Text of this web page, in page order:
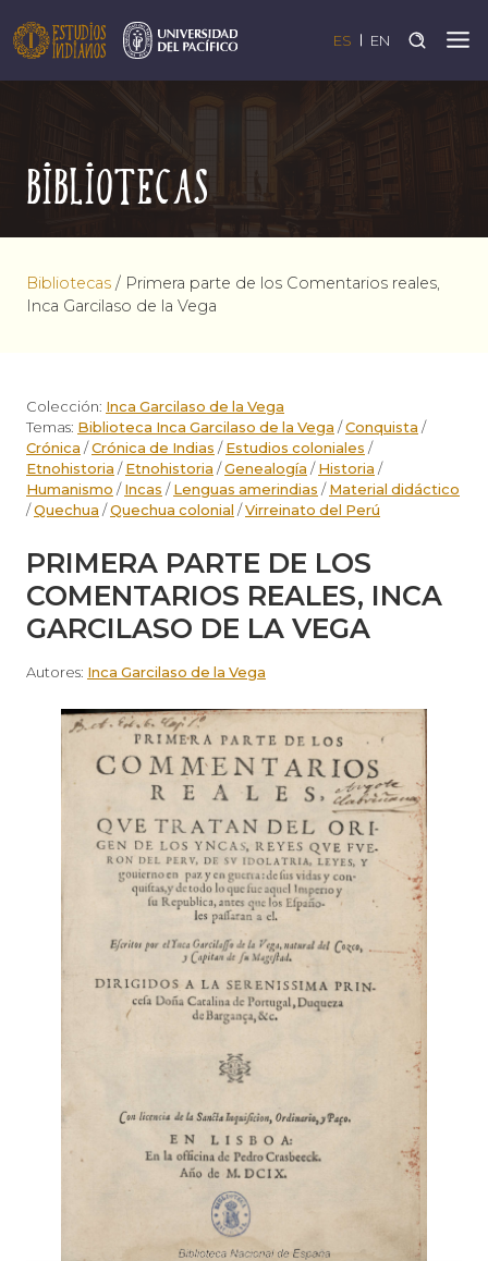
ES EN
Bibliotecas
Bibliotecas / Primera parte de los Comentarios reales,
Inca Garcilaso de la Vega
Colección: Inca Garcilaso de la Vega
Temas: Biblioteca Inca Garcilaso de la Vega /Conquista /
Crónica /Crónica de Indias /Estudios coloniales /
Etnohistoria /Etnohistoria /Genealogía /Historia /
Humanismo /Incas /Lenguas amerindias /Material didáctico
/Quechua /Quechua colonial /Virreinato del Perú
PRIMERA PARTE DE LOS
COMENTARIOS REALES, INCA
GARCILASO DE LA VEGA
Autores: Inca Garcilaso de la Vega